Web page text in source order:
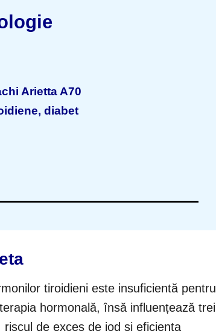
Arietta A70
diabet
tiroidieni este insuficientă pentru
hormonală, însă influențează trei
de exces de iod și eficiența